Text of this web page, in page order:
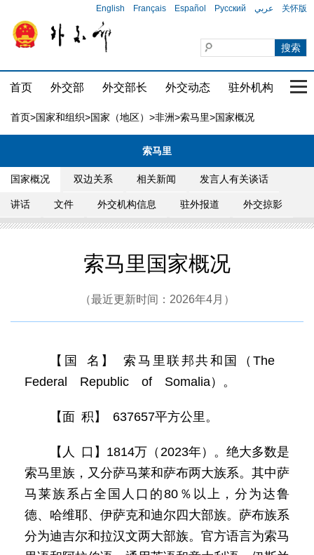
English Français Español Русский عربي 关怀版
首页 外交部 外交部长 外交动态 驻外机构 国
首页>国家和组织>国家（地区） >非洲>索马里>国家概况
索马里
国家概况 双边关系 相关新闻 发言人有关谈话
讲话 文件 外交机构信息 驻外报道 外交掠影
索马里国家概况
（最近更新时间：2026年4月）
【国 名】 索马里联邦共和国（The
Federal Republic of Somalia）。
【面 积】 637657平方公里。
【人 口】1814万（2023年）。绝大多数是
索马里族，又分萨马莱和萨布两大族系。其中萨
马莱族系占全国人口的80％以上，分为达鲁
德、哈维耶、伊萨克和迪尔四大部族。萨布族系
分为迪吉尔和拉汉文两大部族。官方语言为索马